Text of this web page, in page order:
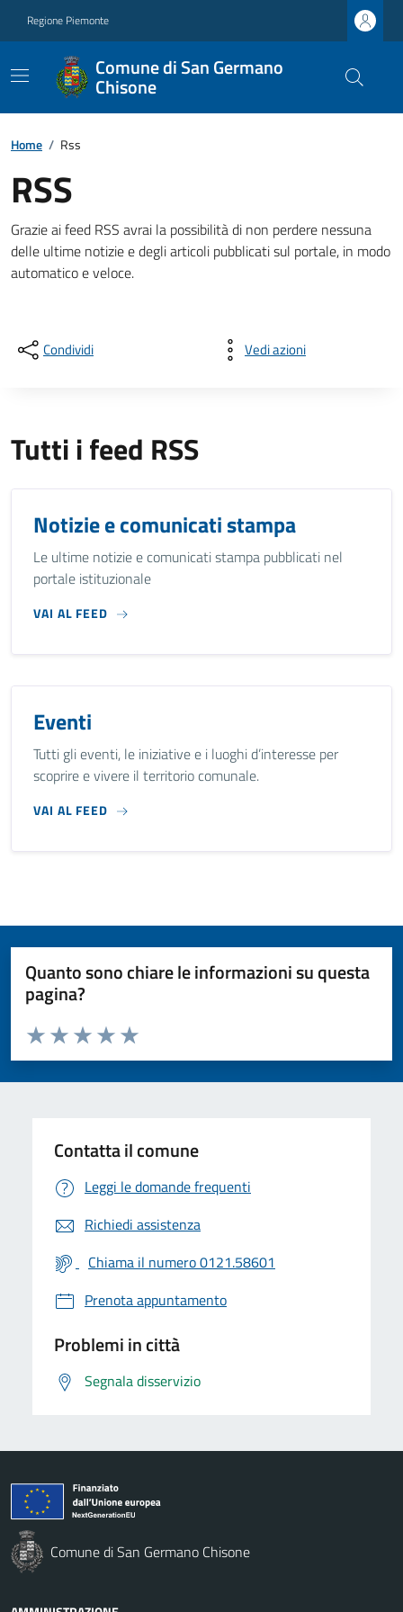
Regione Piemonte
Comune di San Germano
Chisone
Home / Rss
RSS
Grazie ai feed RSS avrai la possibilità di non perdere nessuna
delle ultime notizie e degli articoli pubblicati sul portale, in modo
automatico e veloce.
Condividi Vedi azioni
Tutti i feed RSS
Notizie e comunicati stampa
Le ultime notizie e comunicati stampa pubblicati nel
portale istituzionale
VAI AL FEED
Eventi
Tutti gli eventi, le iniziative e i luoghi d’interesse per
scoprire e vivere il territorio comunale.
VAI AL FEED
Quanto sono chiare le informazioni su questa
pagina?
Valuta da 1 a 5 stelle la pagina
Valuta 5 stelle su 5
Valuta 4 stelle su 5
Valuta 3 stelle su 5
Valuta 2 stelle su 5
Valuta 1 stelle su 5
Contatta il comune
Leggi le domande frequenti
Richiedi assistenza
Chiama il numero 0121.58601
Prenota appuntamento
Problemi in città
Segnala disservizio
Comune di San Germano Chisone